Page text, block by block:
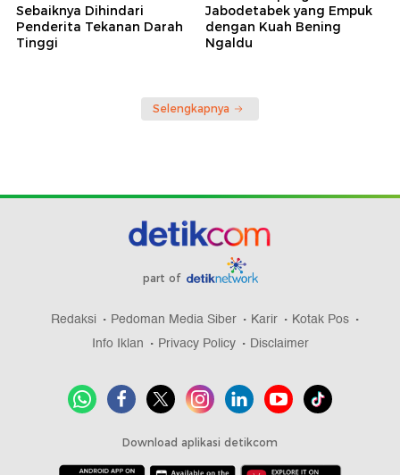
Sebaiknya Dihindari
Penderita Tekanan Darah
Tinggi
Jabodetabek yang Empuk
dengan Kuah Bening
Ngaldu
Selengkapnya
part of
Redaksi Pedoman Media Siber Karir
Kotak Pos
Info Iklan
Privacy Policy Disclaimer
Download aplikasi detikcom